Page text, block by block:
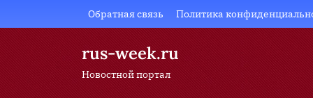
to
Обратная связь Политика
rus-week.ru
Новостной портал